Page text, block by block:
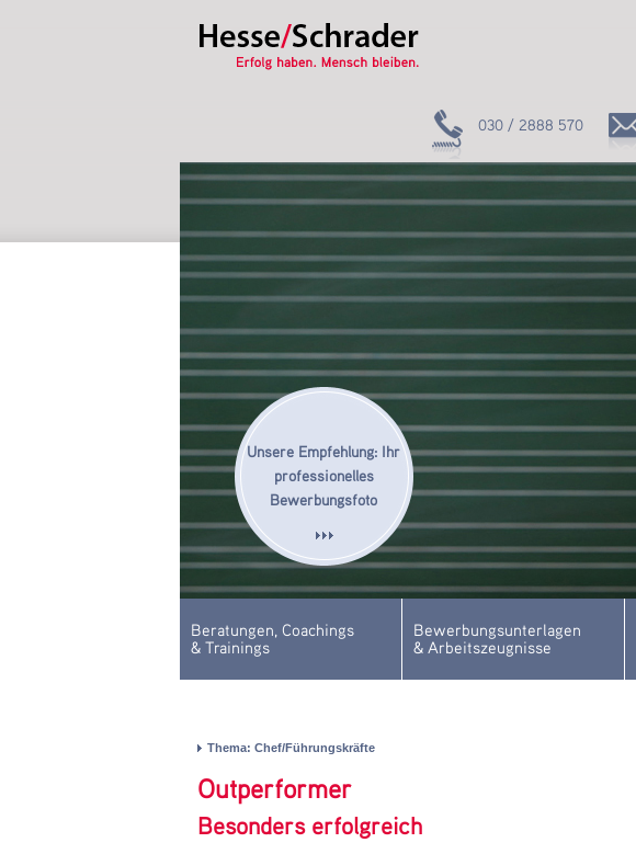
030 / 2888 570
Beratungen, Coachings
& Trainings
Bewerbungsunterlagen
& Arbeitszeugnisse
Thema: Chef/Führungskräfte
Outperformer
Besonders erfolgreich
Unsere Empfehlung: Ihr
professionelles
Bewerbungsfoto